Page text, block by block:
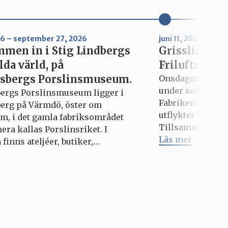
– september 27, 2026
in i Stig Lindbergs
värld, på
Porslinsmuseum.
Porslinsmuseum ligger i
på Värmdö, öster om
i det gamla fabriksområdet
kallas Porslinsriket. I
finns ateljéer, butiker,
caféer, gallerier, konsthall
juni 11, 2026 –
Grisslinge
Friluftsdag/
Onsdagar med
under
Fabriken in till
utflykter för dig
Tillsammans
testar roliga
Läs mer